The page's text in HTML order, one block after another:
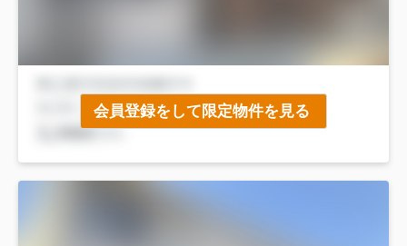
会員登録をして限定物件を見る